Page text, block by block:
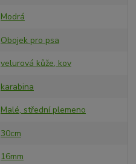
Modrá
Obojek pro psa
velurová kůže, kov
karabina
Malé, střední plemeno
30cm
16mm